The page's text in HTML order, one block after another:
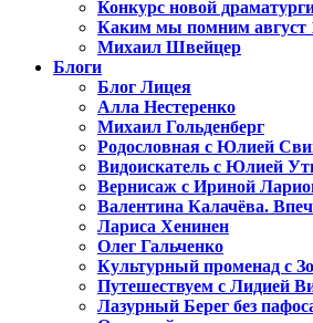
Конкурс новой
Каким мы помним август
Михаил Швейцер
Блоги
Блог Лицея
Алла Нестеренко
Михаил Гольденберг
Родословная с Юлией
Видоискатель с Юлией
Вернисаж с Ириной
Валентина Калачёва.
Лариса Хенинен
Олег Гальченко
Культурный променад с
Путешествуем с Лидией
Лазурный Берег без